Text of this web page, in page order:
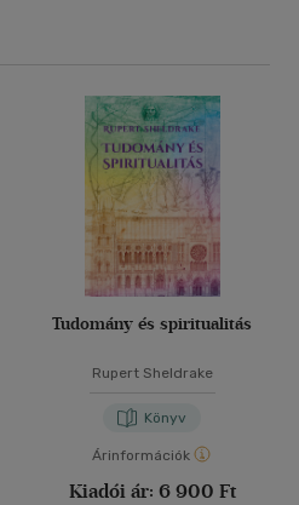
Tudomány és spiritualitás
Rupert Sheldrake
Könyv
Árinformációk
Kiadói ár: 6 900 Ft